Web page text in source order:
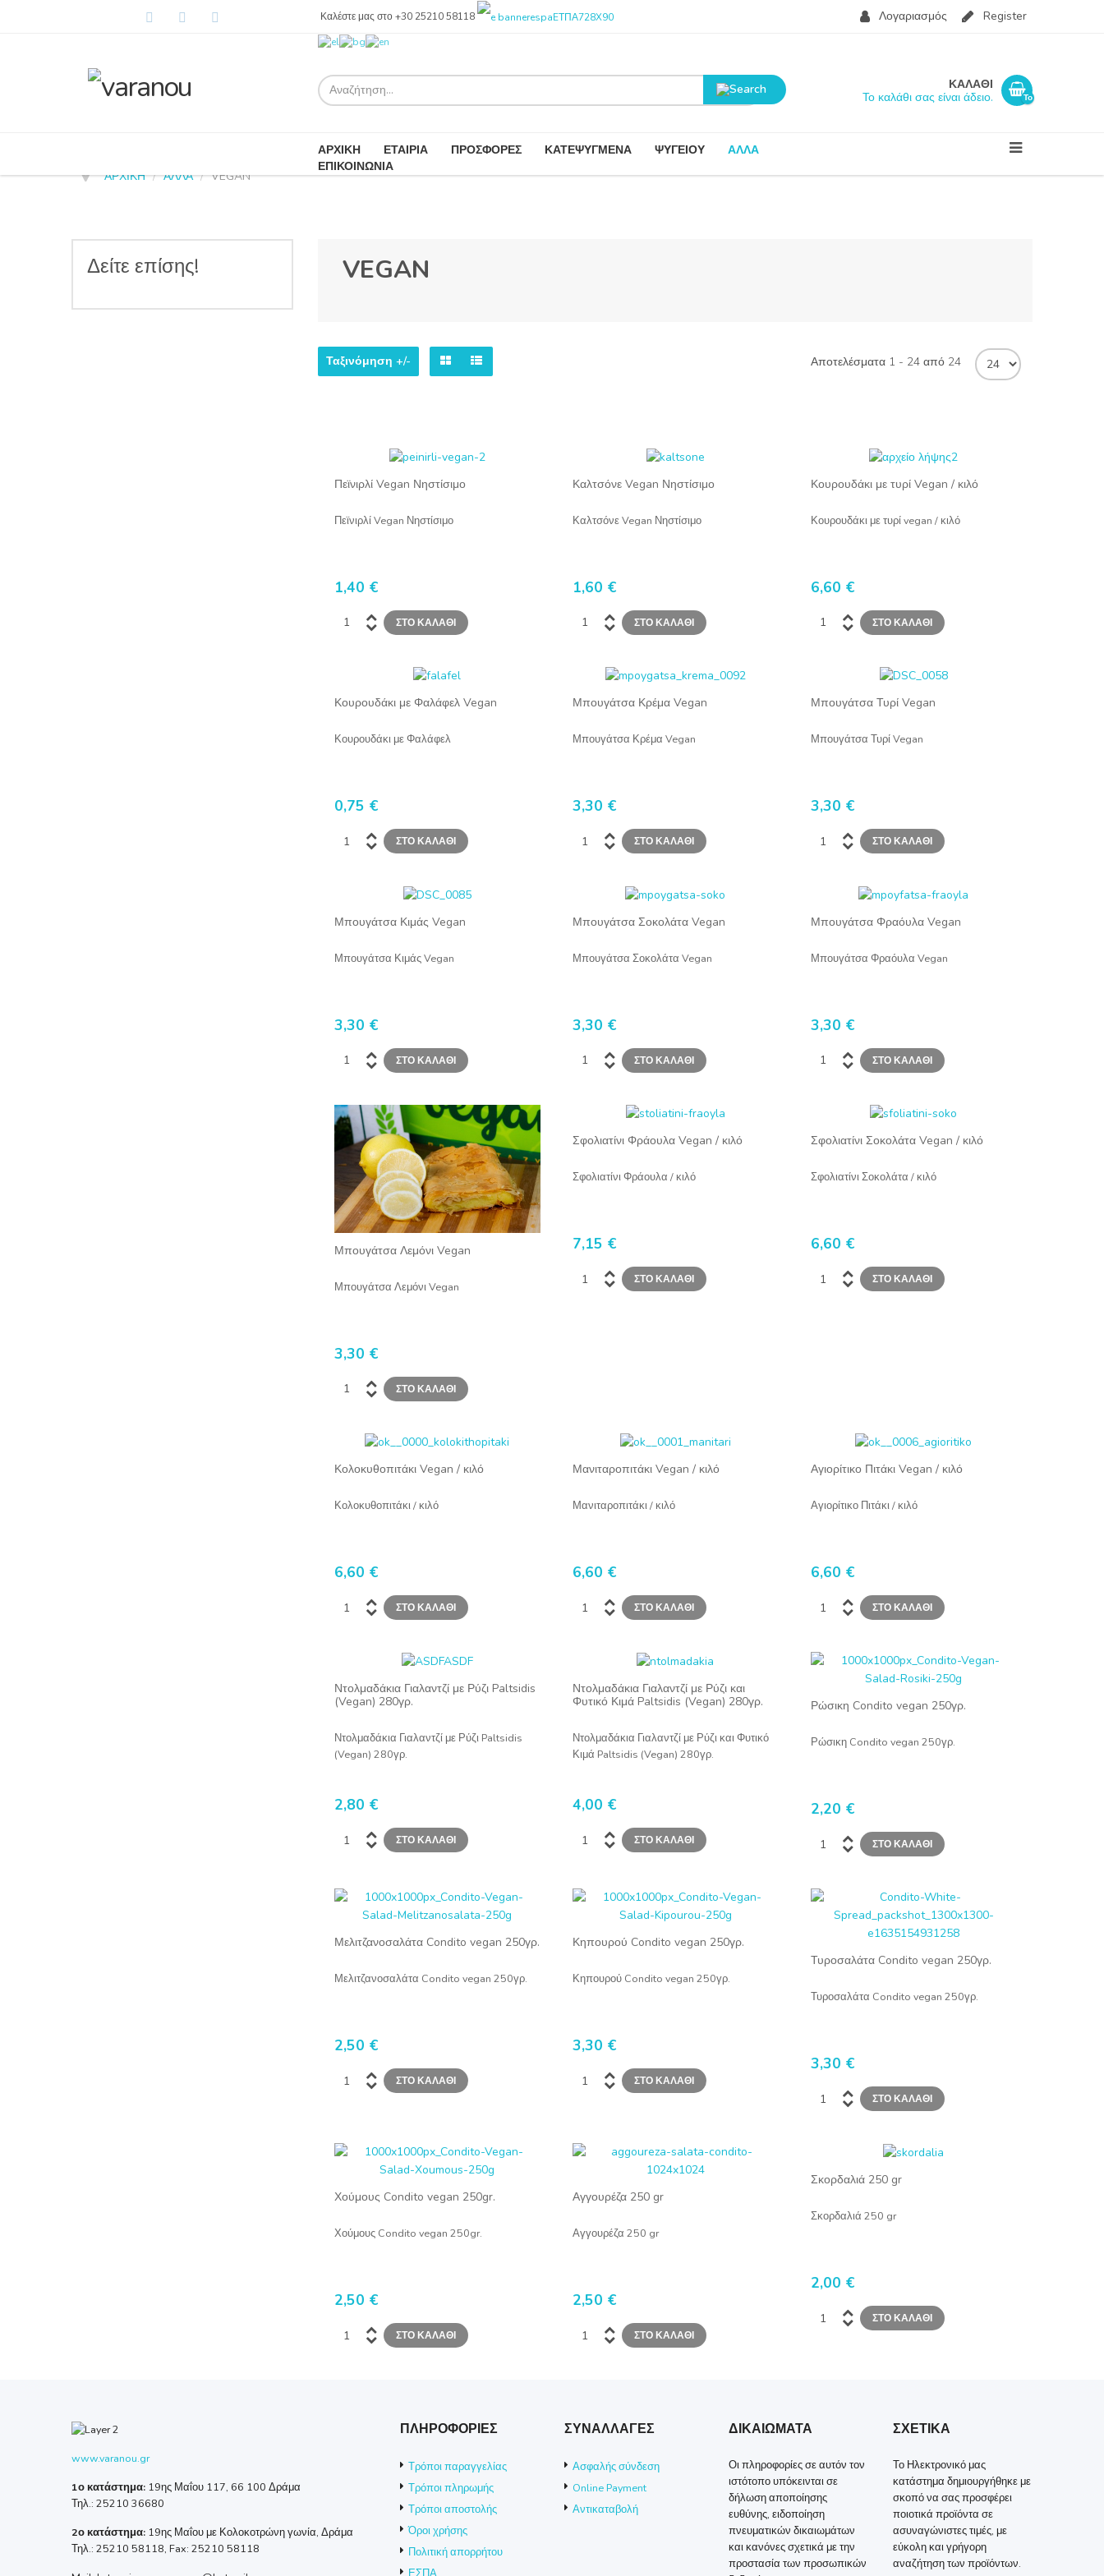
Καλέστε μας στο +30 25210 58118 Λογαριασμός Register
Το
άδειο.
ΚΑΛΑΘΙ
Το καλάθι σας είναι άδειο.
ΑΡΧΙΚΗ ΕΤΑΙΡΙΑ ΠΡΟΣΦΟΡΕΣ ΚΑΤΕΨΥΓΜΕΝΑ ΨΥΓΕΙΟΥ
ΑΛΛΑ
ΕΠΙΚΟΙΝΩΝΙΑ
ΑΡΧΙΚΉ / ΑΛΛΑ / VEGAN
Δείτε επίσης! VEGAN
Ταξινόμηση +/- Αποτελέσματα 1 - 24 από 24
Πεϊνιρλί Vegan Νηστίσιμο
Πεϊνιρλί Vegan Νηστίσιμο
1,40 €
Καλτσόνε Vegan Νηστίσιμο
Καλτσόνε Vegan Νηστίσιμο
1,60 €
Κουρουδάκι με τυρί Vegan / κιλό
Κουρουδάκι με τυρί vegan / κιλό
6,60 €
Κουρουδάκι με Φαλάφελ Vegan
Κουρουδάκι με Φαλάφελ
0,75 €
Μπουγάτσα Κρέμα Vegan
Μπουγάτσα Κρέμα Vegan
3,30 €
Μπουγάτσα Τυρί Vegan
Μπουγάτσα Τυρί Vegan
3,30 €
Μπουγάτσα Κιμάς Vegan
Μπουγάτσα Κιμάς Vegan
3,30 €
Μπουγάτσα Σοκολάτα Vegan
Μπουγάτσα Σοκολάτα Vegan
3,30 €
Μπουγάτσα Φραόυλα Vegan
Μπουγάτσα Φραόυλα Vegan
3,30 €
Μπουγάτσα Λεμόνι Vegan
Μπουγάτσα Λεμόνι Vegan
3,30 €
Σφολιατίνι Φράουλα Vegan / κιλό
Σφολιατίνι Φράουλα / κιλό
7,15 €
Σφολιατίνι Σοκολάτα Vegan / κιλό
Σφολιατίνι Σοκολάτα / κιλό
6,60 €
Κολοκυθοπιτάκι Vegan / κιλό
Κολοκυθοπιτάκι / κιλό
6,60 €
Μανιταροπιτάκι Vegan / κιλό
Μανιταροπιτάκι / κιλό
6,60 €
Αγιορίτικο Πιτάκι Vegan / κιλό
Αγιορίτικο Πιτάκι / κιλό
6,60 €
Ντολμαδάκια Γιαλαντζί με Ρύζι Paltsidis
(Vegan) 280γρ.
Ντολμαδάκια Γιαλαντζί με Ρύζι Paltsidis
(Vegan) 280γρ.
2,80 €
Ντολμαδάκια Γιαλαντζί με Ρύζι και
Φυτικό Κιμά Paltsidis (Vegan) 280γρ.
Ντολμαδάκια Γιαλαντζί με Ρύζι και Φυτικό
Κιμά Paltsidis (Vegan) 280γρ.
4,00 €
Ρώσικη Condito vegan 250γρ.
Ρώσικη Condito vegan 250γρ.
2,20 €
Μελιτζανοσαλάτα Condito vegan 250γρ.
Μελιτζανοσαλάτα Condito vegan 250γρ.
2,50 €
Κηπουρού Condito vegan 250γρ.
Κηπουρού Condito vegan 250γρ.
3,30 €
Τυροσαλάτα Condito vegan 250γρ.
Τυροσαλάτα Condito vegan 250γρ.
3,30 €
Χούμους Condito vegan 250gr.
Χούμους Condito vegan 250gr.
2,50 €
Αγγουρέζα 250 gr
Αγγουρέζα 250 gr
2,50 €
Σκορδαλιά 250 gr
Σκορδαλιά 250 gr
2,00 €
www.varanou.gr
1ο κατάστημα: 19ης Μαΐου 117, 66 100 Δράμα
Τηλ.: 25210 36680
2ο κατάστημα: 19ης Μαΐου με Κολοκοτρώνη γωνία, Δράμα
Τηλ.: 25210 58118, Fax: 25210 58118
ΠΛΗΡΟΦΟΡΙΕΣ
Τρόποι παραγγελίας
Τρόποι πληρωμής
Τρόποι αποστολής
Όροι χρήσης
Πολιτική απορρήτου
ΣΥΝΑΛΛΑΓΕΣ
Ασφαλής σύνδεση
Online Payment
Αντικαταβολή
ΔΙΚΑΙΩΜΑΤΑ
Οι πληροφορίες σε αυτόν τον
ιστότοπο υπόκεινται σε
δήλωση αποποίησης
ευθύνης, ειδοποίηση
πνευματικών δικαιωμάτων
και κανόνες σχετικά με την
προστασία των προσωπικών
ΣΧΕΤΙΚΑ
Το Ηλεκτρονικό μας
κατάστημα δημιουργήθηκε με
σκοπό να σας προσφέρει
ποιοτικά προϊόντα σε
ασυναγώνιστες τιμές, με
εύκολη και γρήγορη
αναζήτηση των προϊόντων.